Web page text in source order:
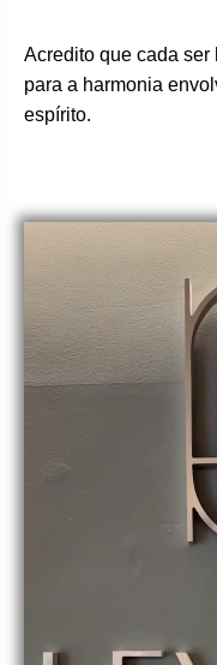
Acredito que cada
para a harmonia
espírito.